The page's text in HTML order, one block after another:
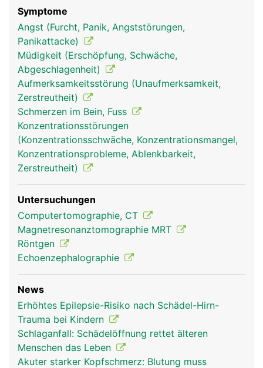
Schädel Frau Schädel Mann
Symptome
Angst (Furcht, Panik, Angststörungen,
Panikattacke)
Müdigkeit (Erschöpfung, Schwäche,
Abgeschlagenheit)
Aufmerksamkeitsstörung (Unaufmerksamkeit,
Zerstreutheit)
Schmerzen im Bein, Fuss
Konzentrationsstörungen
(Konzentrationsschwäche, Konzentrationsmangel,
Konzentrationsprobleme, Ablenkbarkeit,
Zerstreutheit)
Untersuchungen
Computertomographie, CT
Magnetresonanztomographie MRT
Röntgen
Echoenzephalographie
News
Erhöhtes Epilepsie-Risiko nach Schädel-Hirn-
Trauma bei Kindern
Schlaganfall: Schädelöffnung rettet älteren
Menschen das Leben
Akuter starker Kopfschmerz: Blutung muss